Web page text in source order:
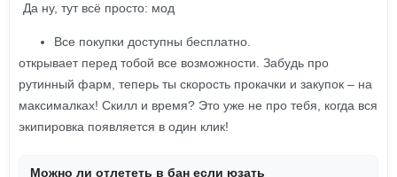
Да ну, тут всё просто: мод
Все покупки доступны бесплатно.
открывает перед тобой все возможности. Забудь про
рутинный фарм, теперь ты скорость прокачки и закупок – на
максималках! Скилл и время? Это уже не про тебя, когда вся
экипировка появляется в один клик!
Можно ли отлететь в бан если юзать